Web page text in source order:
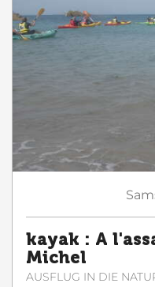
kayak : A
Michel
AUSFLUG IN DIE